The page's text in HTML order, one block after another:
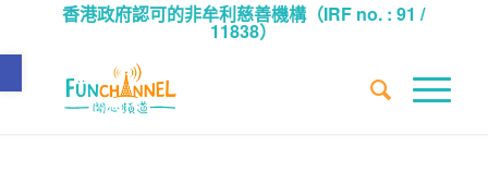
Open toolbar
香港政府認可的非牟利慈善機構（IRF no. : 91 /
11838）